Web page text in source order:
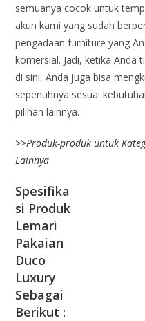
semuanya cocok untuk
akun kami yang sudah
pengadaan furniture yang
komersial. Jadi, ketika Anda
di sini, Anda juga bisa
sepenuhnya sesuai
pilihan lainnya.
>>Produk-produk untuk
Lainnya
Spesifika
si Produk
Lemari
Pakaian
Duco
Luxury
Sebagai
Berikut :